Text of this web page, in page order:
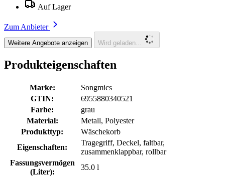
Auf Lager
Zum Anbieter
Weitere Angebote anzeigen Wird geladen...
Produkteigenschaften
Marke:
Songmics
GTIN:
6955880340521
Farbe:
grau
Material:
Metall, Polyester
Produkttyp:
Wäschekorb
Eigenschaften:
Tragegriff, Deckel, faltbar,
zusammenklappbar, rollbar
Fassungsvermögen
(Liter):
35.0 l